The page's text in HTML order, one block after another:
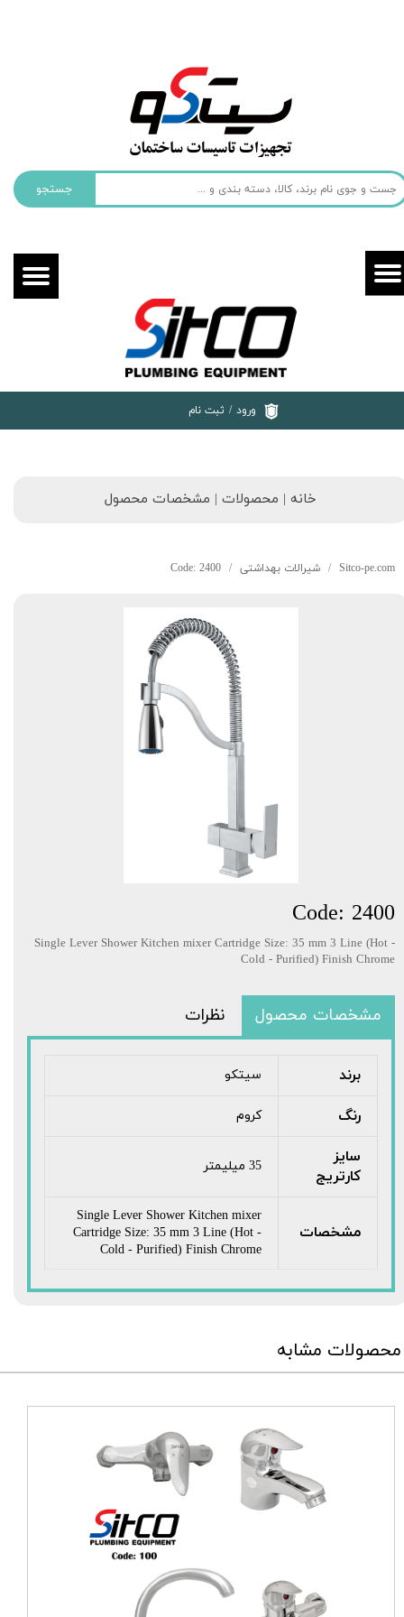
جستجو
ورود / ثبت نام
خروج از حساب کاربری
خانه | محصولات | مشخصات محصول
Sitco-pe.com شیرالات بهداشتی Code: 2400
Code: 2400
Single Lever Shower Kitchen mixer Cartridge Size: 35 mm 3 Line (Hot -
Cold - Purified) Finish Chrome
مشخصات محصول نظرات
برند سیتکو
رنگ کروم
سایز
کارتریج
35 میلیمتر
مشخصات
Single Lever Shower Kitchen mixer
Cartridge Size: 35 mm 3 Line (Hot -
Cold - Purified) Finish Chrome
محصولات مشابه